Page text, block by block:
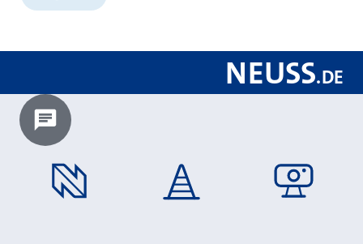
NEUSS.DE
Chatbot laden?